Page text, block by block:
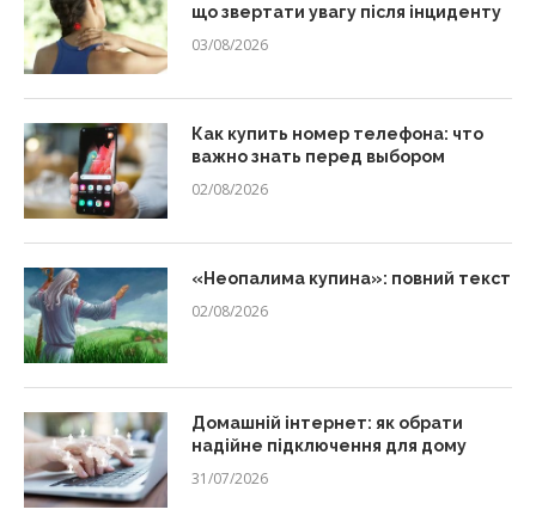
що звертати увагу після інциденту
03/08/2026
Как купить номер телефона: что
важно знать перед выбором
02/08/2026
«Неопалима купина»: повний текст
02/08/2026
Домашній інтернет: як обрати
надійне підключення для дому
31/07/2026